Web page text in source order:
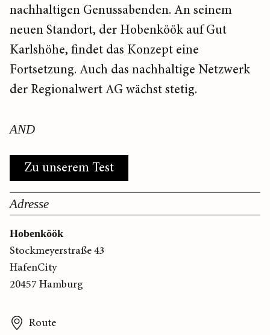
nachhaltigen Genussabenden. An seinem
neuen Standort, der Hobenköök auf Gut
Karlshöhe, findet das Konzept eine
Fortsetzung. Auch das nachhaltige Netzwerk
der Regionalwert AG wächst stetig.
AND
Zu unserem Test
Adresse
Hobenköök
Stockmeyerstraße 43
HafenCity
20457 Hamburg
Route